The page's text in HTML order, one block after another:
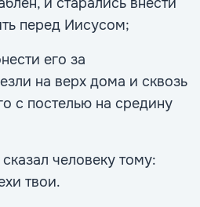
перед Иисусом;
его за
на верх дома и сквозь
с постелью на средину
человеку тому:
твои.